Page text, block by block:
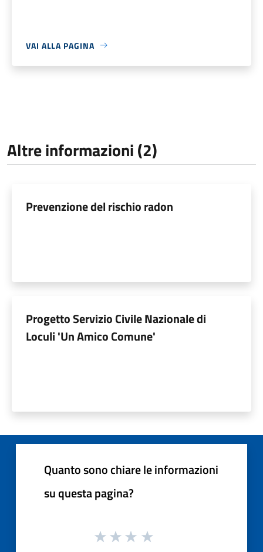
VAI ALLA PAGINA
Altre informazioni (2)
Prevenzione del rischio radon
Progetto Servizio Civile Nazionale di
Loculi 'Un Amico Comune'
Quanto sono chiare le informazioni
su questa pagina?